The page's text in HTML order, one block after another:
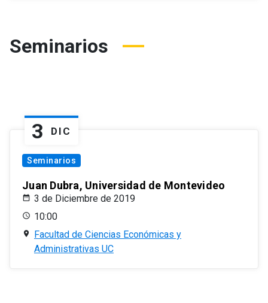
Seminarios
3 DIC
Seminarios
Juan Dubra, Universidad de Montevideo
3 de Diciembre de 2019
10:00
Facultad de Ciencias Económicas y
Administrativas UC